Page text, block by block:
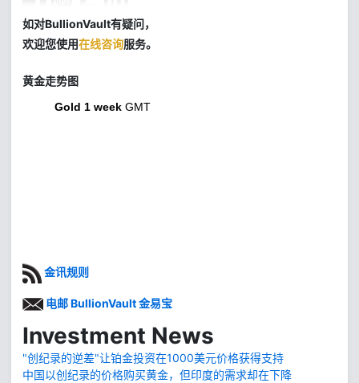
如对BullionVault有疑问，
欢迎您使用在线咨询服务。
黄金走势图
Gold 1 week GMT
金讯规则
电邮 BullionVault 金易宝
Investment News
"创纪录的逆差"让铂金投资在1000美元价格获得支持
中国以创纪录的价格购买黄金，但印度的需求却在下降